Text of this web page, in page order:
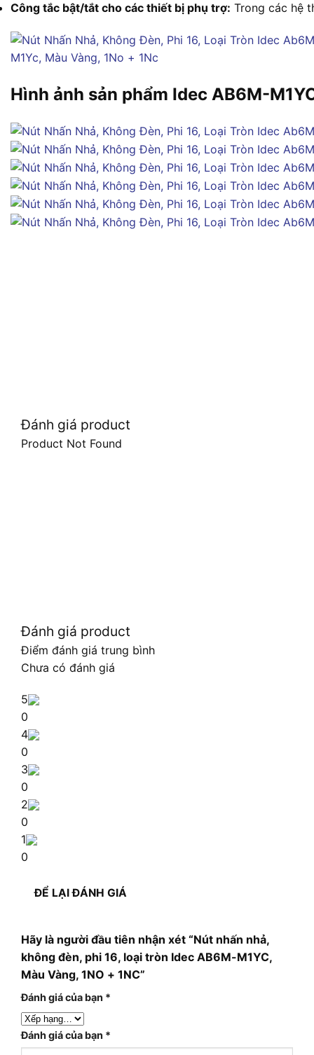
Công tắc bật/tắt cho các thiết bị phụ trợ: Trong các hệ
Hình ảnh sản phẩm Idec AB6M-
Đánh giá product
Product Not Found
Đánh giá product
Điểm đánh giá trung bình
Chưa có đánh giá
5
0
4
0
3
0
2
0
1
0
ĐỂ LẠI ĐÁNH GIÁ
Hãy là người đầu tiên nhận xét “Nút nhấn nhả,
không đèn, phi 16, loại tròn Idec AB6M-M1YC,
Màu Vàng, 1NO + 1NC”
Đánh giá của bạn *
Đánh giá của bạn *